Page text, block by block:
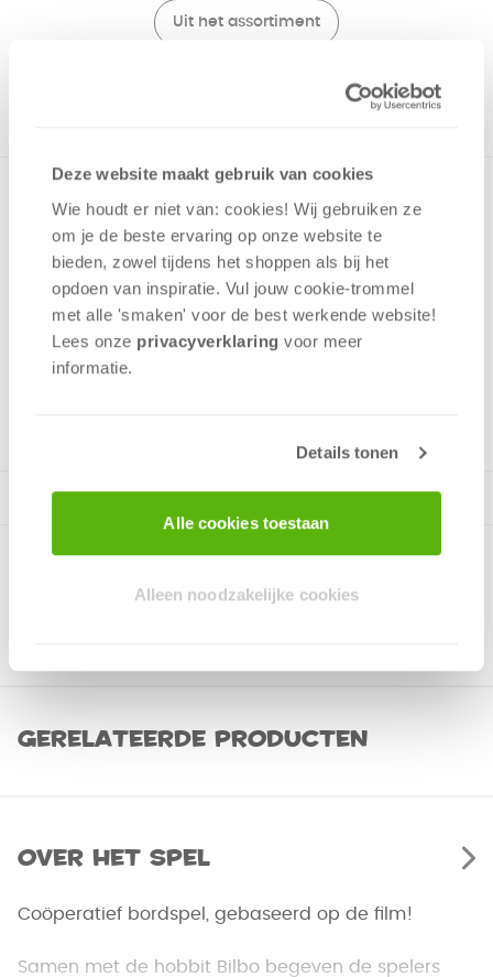
Deze website maakt gebruik van cookies
Wie houdt er niet van: cookies! Wij gebruiken ze
om je de beste ervaring op onze website te
bieden, zowel tijdens het shoppen als bij het
opdoen van inspiratie. Vul jouw cookie-trommel
met alle 'smaken' voor de best werkende website​!
Lees onze privacyverklaring voor meer
informatie.
Details tonen
Alle cookies toestaan
Alleen noodzakelijke cookies
Uit het assortiment
en bescherm hem tegen de dreigende gevaren. Met
artwork en de belangrijkste gebeurtenissen uit de film.
Geluk
Tactiek
Samenwerking
Gerelateerde producten
Over het spel
Coöperatief bordspel, gebaseerd op de film!
Samen met de hobbit Bilbo begeven de spelers